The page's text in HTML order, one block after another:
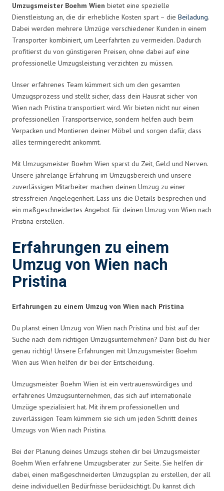
Umzugsmeister Boehm Wien bietet eine spezielle
Dienstleistung an, die dir erhebliche Kosten spart – die Beiladung.
Dabei werden mehrere Umzüge verschiedener Kunden in einem
Transporter kombiniert, um Leerfahrten zu vermeiden. Dadurch
profitierst du von günstigeren Preisen, ohne dabei auf eine
professionelle Umzugsleistung verzichten zu müssen.
Unser erfahrenes Team kümmert sich um den gesamten
Umzugsprozess und stellt sicher, dass dein Hausrat sicher von
Wien nach Pristina transportiert wird. Wir bieten nicht nur einen
professionellen Transportservice, sondern helfen auch beim
Verpacken und Montieren deiner Möbel und sorgen dafür, dass
alles termingerecht ankommt.
Mit Umzugsmeister Boehm Wien sparst du Zeit, Geld und Nerven.
Unsere jahrelange Erfahrung im Umzugsbereich und unsere
zuverlässigen Mitarbeiter machen deinen Umzug zu einer
stressfreien Angelegenheit. Lass uns die Details besprechen und
ein maßgeschneidertes Angebot für deinen Umzug von Wien nach
Pristina erstellen.
Erfahrungen zu einem
Umzug von Wien nach
Pristina
Erfahrungen zu einem Umzug von Wien nach Pristina
Du planst einen Umzug von Wien nach Pristina und bist auf der
Suche nach dem richtigen Umzugsunternehmen? Dann bist du hier
genau richtig! Unsere Erfahrungen mit Umzugsmeister Boehm
Wien aus Wien helfen dir bei der Entscheidung.
Umzugsmeister Boehm Wien ist ein vertrauenswürdiges und
erfahrenes Umzugsunternehmen, das sich auf internationale
Umzüge spezialisiert hat. Mit ihrem professionellen und
zuverlässigen Team kümmern sie sich um jeden Schritt deines
Umzugs von Wien nach Pristina.
Bei der Planung deines Umzugs stehen dir bei Umzugsmeister
Boehm Wien erfahrene Umzugsberater zur Seite. Sie helfen dir
dabei, einen maßgeschneiderten Umzugsplan zu erstellen, der all
deine individuellen Bedürfnisse berücksichtigt. Du kannst dich